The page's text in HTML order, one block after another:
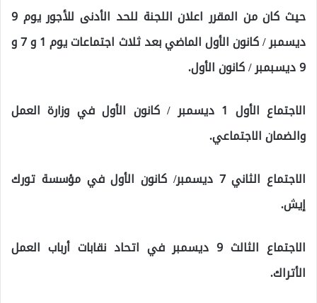
حيث كان من المقرر اعلان اللجنة للحد الأدنى للأجور يوم 9
ديسمبر / كانون الأول الماضي بعد ثلاث اجتماعات يوم 1 و 7 و
9 ديسبمبر / كانون الأول.
الاجتماع الأول 1 ديسمبر / كانون الأول في وزارة العمل
والضمان الاجتماعي.
الاجتماع الثاني 7 ديسمبر/ كانون الأول في مؤسسة تورك
إيش.
الاجتماع الثالث 9 ديسمبر في اتحاد نقابات أرباب العمل
الأتراك.